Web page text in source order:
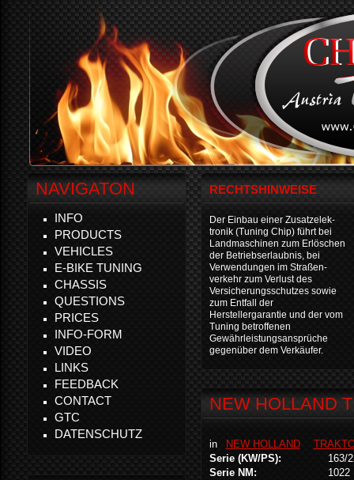
RECHTSHINWEISE
Der Einbau einer Zusatzelek-
tronik (Tuning Chip) führt bei
Landmaschinen zum Erlöschen
der Betriebserlaubnis, bei
Verwendungen im Straßen-
verkehr zum Verlust des
Versicherungsschutzes sowie
zum Entfall der
Herstellergarantie und der vom
Tuning betroffenen
Gewährleistungsansprüche
gegenüber dem Verkäufer.
NEW HOLLAND
in NEW HOLLAND
Serie (KW/PS):
163/
Serie NM:
1022
NAVIGATON
INFO
PRODUCTS
VEHICLES
E-BIKE TUNING
CHASSIS
QUESTIONS
PRICES
INFO-FORM
VIDEO
LINKS
FEEDBACK
CONTACT
GTC
DATENSCHUTZ